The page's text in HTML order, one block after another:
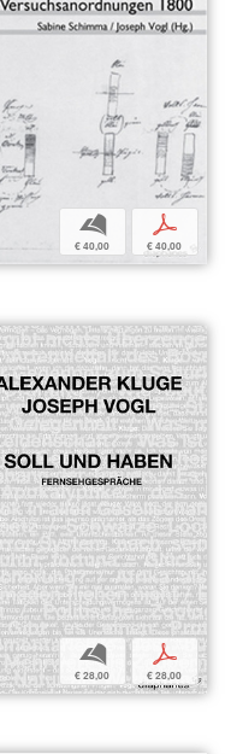
b
€ 40,00
p
€ 40,00
b
€ 28,00
p
€ 28,00